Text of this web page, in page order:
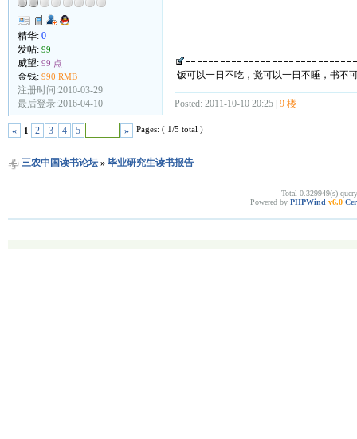
精华: 0
发帖: 99
威望: 99 点
金钱: 990 RMB
注册时间:2010-03-29
最后登录:2016-04-10
饭可以一日不吃，觉可以一日不睡，书不
Posted: 2011-10-10 20:25 | 9 楼
« 1 2 3 4 5 » Pages: ( 1/5 total )
三农中国读书论坛» 毕业研究生读书报告
Total 0.329949(s)
Powered by PHPWind v6.0